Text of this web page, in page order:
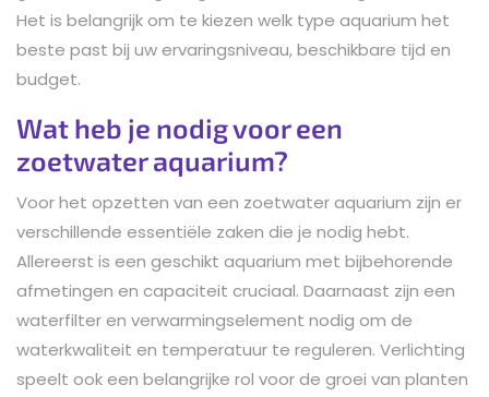
Het is belangrijk om te kiezen welk type aquarium het
beste past bij uw ervaringsniveau, beschikbare tijd en
budget.
Wat heb je nodig voor een
zoetwater aquarium?
Voor het opzetten van een zoetwater aquarium zijn er
verschillende essentiële zaken die je nodig hebt.
Allereerst is een geschikt aquarium met bijbehorende
afmetingen en capaciteit cruciaal. Daarnaast zijn een
waterfilter en verwarmingselement nodig om de
waterkwaliteit en temperatuur te reguleren. Verlichting
speelt ook een belangrijke rol voor de groei van planten